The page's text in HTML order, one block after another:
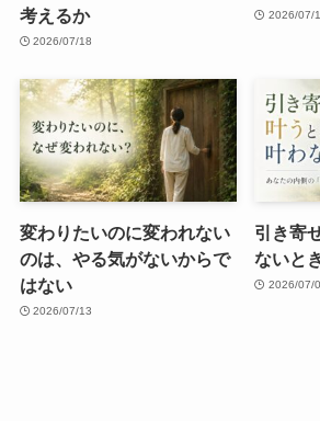
考えるか
2026/07/18
2026/07/
変わりたいのに変われない
のは、やる気がないからで
はない
2026/07/13
引き寄
ないと
2026/07/